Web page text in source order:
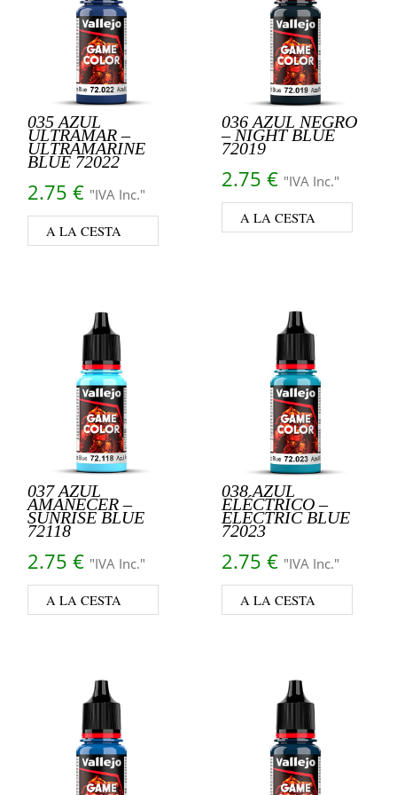
035 AZUL
ULTRAMAR –
ULTRAMARINE
BLUE 72022
2.75 € "IVA Inc."
A LA CESTA
036 AZUL NEGRO
– NIGHT BLUE
72019
2.75 € "IVA Inc."
A LA CESTA
037 AZUL
AMANECER –
SUNRISE BLUE
72118
2.75 € "IVA Inc."
A LA CESTA
038 AZUL
ELÉCTRICO –
ELECTRIC BLUE
72023
2.75 € "IVA Inc."
A LA CESTA